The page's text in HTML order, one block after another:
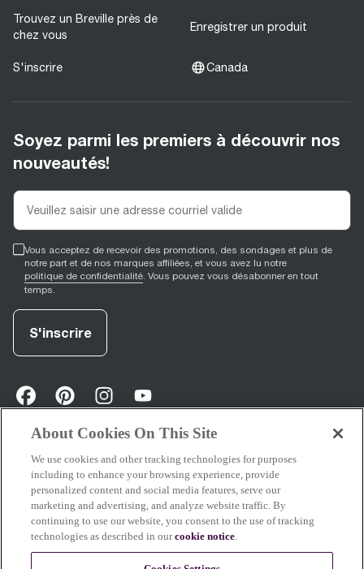
Trouvez un Breville près de
chez vous
Enregistrer un produit
S'inscrire Canada
Soyez parmi les premiers à découvrir nos
nouveautés!
Vous acceptez de recevoir des promotions, des sondages et plus de
notre part et de nos marques affiliées, et vous avez lu notre
politique de confidentialité. Vous pouvez vous désabonner en tout
temps.
S'inscrire
facebook
opens in new tab
pinterest
opens in new tab
instagram
opens in new tab
youtube
opens in new tab
Soutien
À propos de Breville
About Cookies On This Site
We use cookies and other tracking technologies for purposes
including to enhance your browsing experience, provide
personalized content and social media features, serve our
marketing and advertising, and analyze website traffic. By
continuing to use our website, you consent to the use of tracking
technologies as described in ourcookie notice.